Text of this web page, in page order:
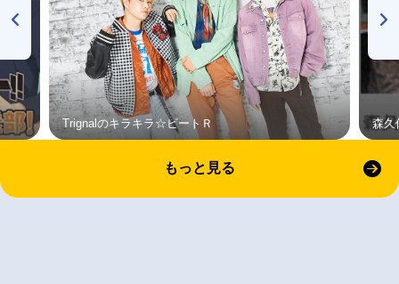
Trignalのキラキラ☆ビートＲ 森久
もっと見る